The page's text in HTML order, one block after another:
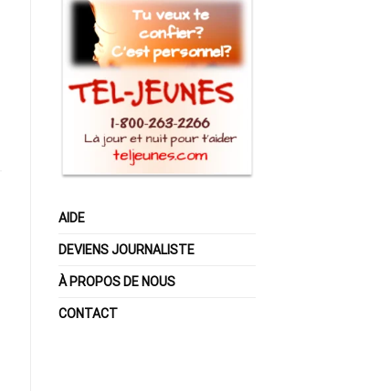
AIDE
DEVIENS JOURNALISTE
À PROPOS DE NOUS
CONTACT